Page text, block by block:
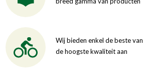
Wij bieden enkel de beste van
de hoogste kwaliteit aan